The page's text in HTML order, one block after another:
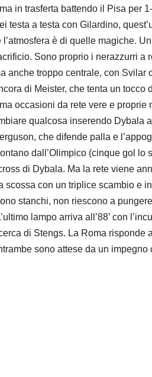
in trasferta battendo il Pisa per
a testa con Gilardino,
è di quelle magiche.
Sono proprio i nerazzurri a
anche troppo centrale, con
di Meister, che tenta un
occasioni da rete vere e
qualcosa inserendo Dybala
che difende palla e
dall’Olimpico (cinque gol
di Dybala. Ma la rete viene
con un triplice scambio e
stanchi, non riescono a
lampo arriva all’88’ con
di Stengs. La Roma risponde
sono attese da un